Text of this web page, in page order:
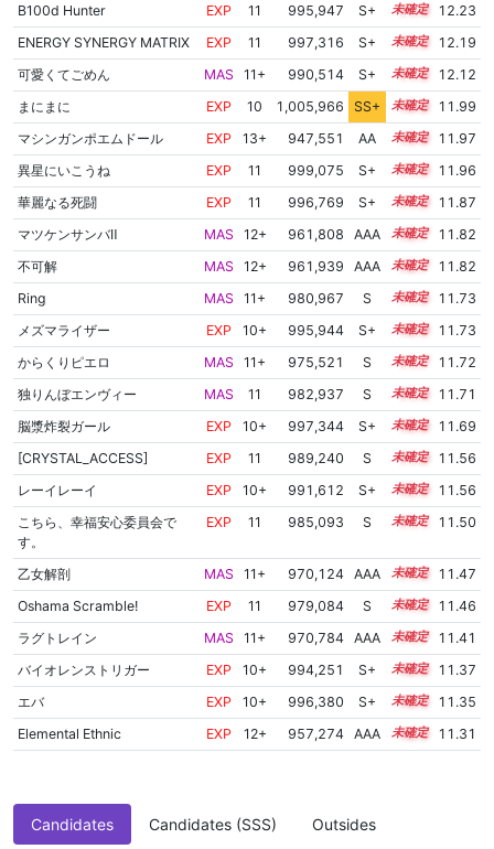
B100d Hunter
EXP 11 995,947 S+ 11.4
12.23
ENERGY SYNERGY MATRIX
EXP 11 997,316 S+ 11.3
12.19
可愛くてごめん
MAS 11+ 990,514 S+ 11.5
12.12
まにまに
EXP 10 1,005,966 SS+ 10.3
11.99
マシンガンポエムドール
EXP 13+ 947,551 AA 13.8
11.97
異星にいこうね
EXP 11 999,075 S+ 11.0
11.96
華麗なる死闘
EXP 11 996,769 S+ 11.0
11.87
マツケンサンバⅡ
MAS 12+ 961,808 AAA 12.7
11.82
不可解
MAS 12+ 961,939 AAA 12.7
11.82
Ring
MAS 11+ 980,967 S 11.5
11.73
メズマライザー
EXP 10+ 995,944 S+ 10.9
11.73
からくりピエロ
MAS 11+ 975,521 S 11.7
11.72
独りんぼエンヴィー
MAS 11 982,937 S 11.4
11.71
脳漿炸裂ガール
EXP 10+ 997,344 S+ 10.8
11.69
[CRYSTAL_ACCESS]
EXP 11 989,240 S 11.0
11.56
レーイレーイ
EXP 10+ 991,612 S+ 10.9
11.56
こちら、幸福安心委員会で
す。
EXP 11 985,093 S 11.1 11.50
乙女解剖 MAS 11+ 970,124 AAA 11.8
11.47
Oshama Scramble!
EXP 11 979,084 S 11.3
11.46
ラグトレイン
MAS 11+ 970,784 AAA 11.7
11.41
バイオレンストリガー
EXP 10+ 994,251 S+ 10.6
11.37
エバ
EXP 10+ 996,380 S+ 10.5
11.35
Elemental Ethnic
EXP 12+ 957,274 AAA 12.5 11.31
Candidates Candidates (SSS) Outsides